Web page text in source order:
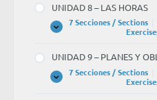
LAS
PROFESIONES
UNIDAD 8 – LAS HORAS
Expandir
UNIDAD
LAS
HORAS
7 Secciones / Sections
UNIDAD 9 – PLANES Y
Expandir
UNIDAD
7 Secciones / Sections